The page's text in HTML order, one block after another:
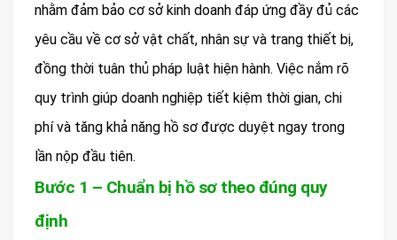
nhằm đảm bảo cơ sở kinh doanh đáp ứng đầy đủ các
yêu cầu về cơ sở vật chất, nhân sự và trang thiết bị,
đồng thời tuân thủ pháp luật hiện hành. Việc nắm rõ
quy trình giúp doanh nghiệp tiết kiệm thời gian, chi
phí và tăng khả năng hồ sơ được duyệt ngay trong
lần nộp đầu tiên.
Bước 1 – Chuẩn bị hồ sơ theo đúng quy
định